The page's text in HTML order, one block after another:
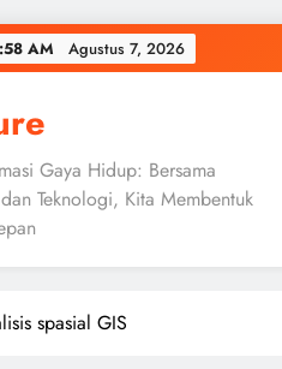
AM Agustus 7, 2026
Gaya Hidup: Bersama
Teknologi, Kita Membentuk
spasial GIS